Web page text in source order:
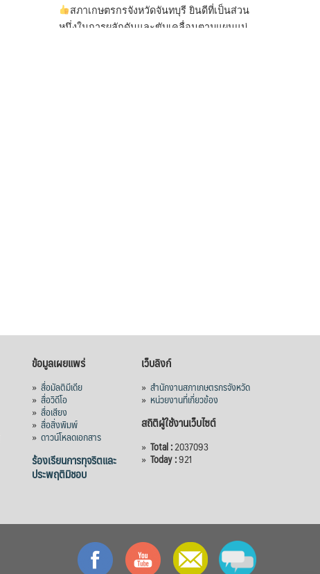
สภาเกษตรกรจังหวัดจันทบุรี ยินดีที่เป็นส่วน
หนึ่งในการผลักดันและขับเคลื่อนตามแผนแม่
อินโดนีเซีย 8 หมื่นตัน ไม่เปลี่ยนแปลง
มาเลเซีย 9 ห
See More
ส่งออกมันครึ่งปี 69 ปริมาณ 2.52 ล้านตัน
ลด 51.63% ยังดีที่ราคาขายดีกว่าปีก่อน
mgronline.com
View on Facebook
1 day ago
คณะรัฐมนตรี อนุมัติโครงการอ่างเก็บน้ำ
คลองวังโตนด วงเงิน 7,200 ล้านบาท สะท้อน
ข้อมูลเผยแพร่
» สื่อมัลติมีเดีย
» สื่อวิดีโอ
» สื่อเสียง
» สื่อสิ่งพิมพ์
» ดาวน์โหลดเอกสาร
ร้องเรียนการทุจริตและ
ประพฤติมิชอบ
เว็บลิงก์
» สำนักงานสภาเกษตรกรจังหวัด
» หน่วยงานที่เกี่ยวข้อง
สถิติผู้ใช้งานเว็บไซต์
» Total :2037093
» Today :921